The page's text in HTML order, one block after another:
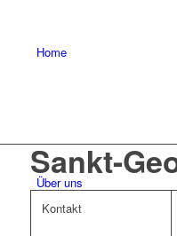
Home
Über uns
Sankt-
Kontakt